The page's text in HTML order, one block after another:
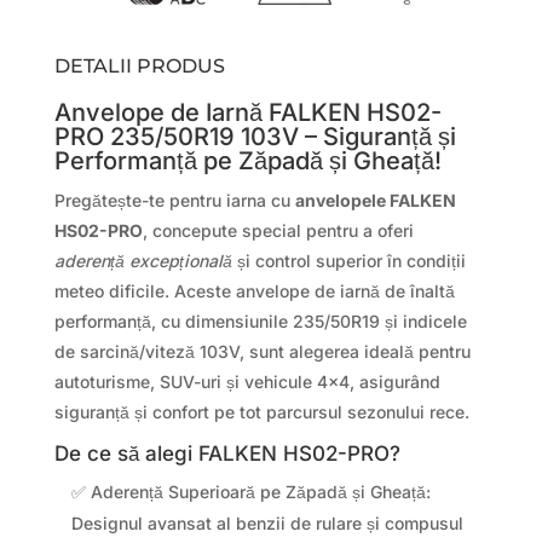
DETALII PRODUS
Anvelope de Iarnă FALKEN HS02-
PRO 235/50R19 103V – Siguranță și
Performanță pe Zăpadă și Gheață!
Pregătește-te pentru iarna cu anvelopele FALKEN
HS02-PRO, concepute special pentru a oferi
aderență excepțională și control superior în condiții
meteo dificile. Aceste anvelope de iarnă de înaltă
performanță, cu dimensiunile 235/50R19 și indicele
de sarcină/viteză 103V, sunt alegerea ideală pentru
autoturisme, SUV-uri și vehicule 4×4, asigurând
siguranță și confort pe tot parcursul sezonului rece.
De ce să alegi FALKEN HS02-PRO?
✅ Aderență Superioară pe Zăpadă și Gheață:
Designul avansat al benzii de rulare și compusul